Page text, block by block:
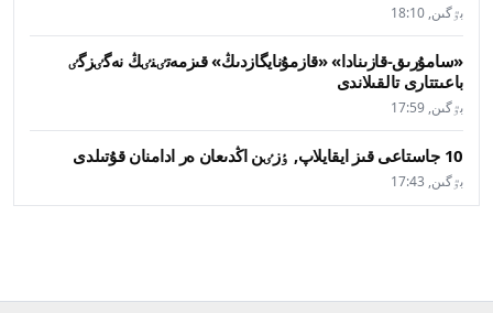
بٷگىن, 18:10
«سامۇرىق-قازىنادا» «قازمۇنايگازدىڭ» قىزمەتٸنٸڭ نەگٸزگٸ
باعىتتارى تالقىلاندى
بٷگىن, 17:59
10 جاستاعى قىز ايقايلاپ, ٶزٸن اڭدىعان ەر ادامنان قۇتىلدى
بٷگىن, 17:43